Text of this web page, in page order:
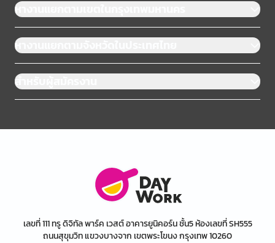
หางานแยกตามเขตในกรุงเทพมหานคร
หางานแยกตามจังหวัดในประเทศไทย
สำหรับผู้สมัครงาน
เลขที่ 111 ทรู ดิจิทัล พาร์ค เวสต์ อาคารยูนิคอร์น ชั้น5 ห้องเลขที่ SH555
ถนนสุขุมวิท แขวงบางจาก เขตพระโขนง กรุงเทพ 10260